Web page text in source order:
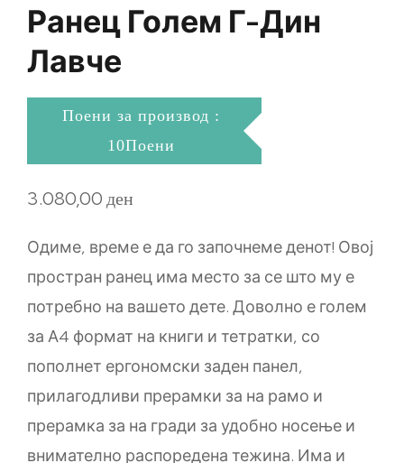
Ранец Голем Г-Дин
Лавче
Поени за производ :
10Поени
3.080,00ден
Одиме, време е да го започнеме денот! Овој
простран ранец има место за се што му е
потребно на вашето дете. Доволно е голем
за А4 формат на книги и тетратки, со
пополнет ергономски заден панел,
прилагодливи прерамки за на рамо и
прерамка за на гради за удобно носење и
внимателно распоредена тежина. Има и